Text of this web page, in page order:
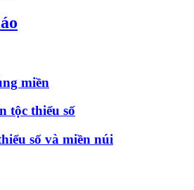
miền
tộc thiểu số
số và miền núi